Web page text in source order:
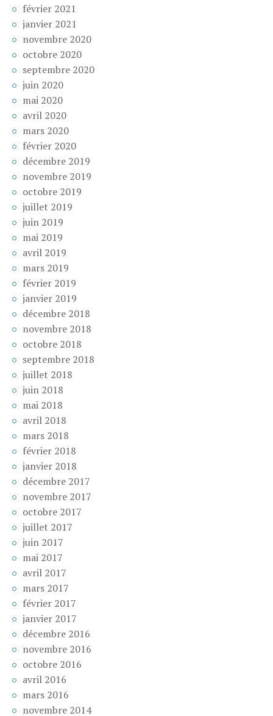
février 2021
janvier 2021
novembre 2020
octobre 2020
septembre 2020
juin 2020
mai 2020
avril 2020
mars 2020
février 2020
décembre 2019
novembre 2019
octobre 2019
juillet 2019
juin 2019
mai 2019
avril 2019
mars 2019
février 2019
janvier 2019
décembre 2018
novembre 2018
octobre 2018
septembre 2018
juillet 2018
juin 2018
mai 2018
avril 2018
mars 2018
février 2018
janvier 2018
décembre 2017
novembre 2017
octobre 2017
juillet 2017
juin 2017
mai 2017
avril 2017
mars 2017
février 2017
janvier 2017
décembre 2016
novembre 2016
octobre 2016
avril 2016
mars 2016
novembre 2014